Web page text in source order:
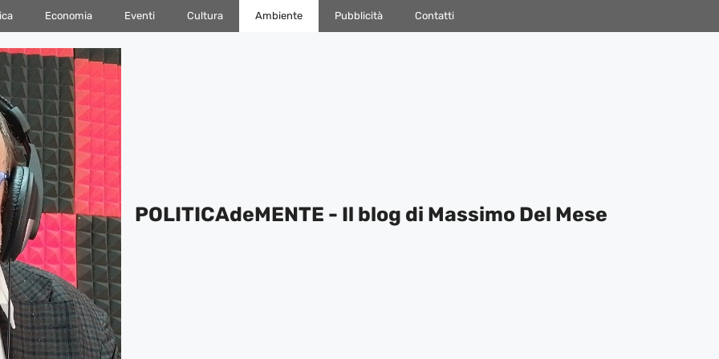
Economia Eventi Cultura Ambiente Pubblicità Contatti
POLITICAdeMENTE - Il blog di Massimo Del Mese